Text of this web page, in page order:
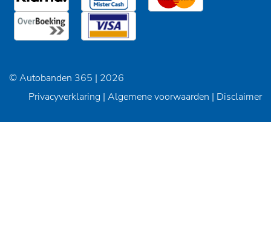
© Autobanden 365 | 2026
Privacyverklaring | Algemene voorwaarden | Disclaimer